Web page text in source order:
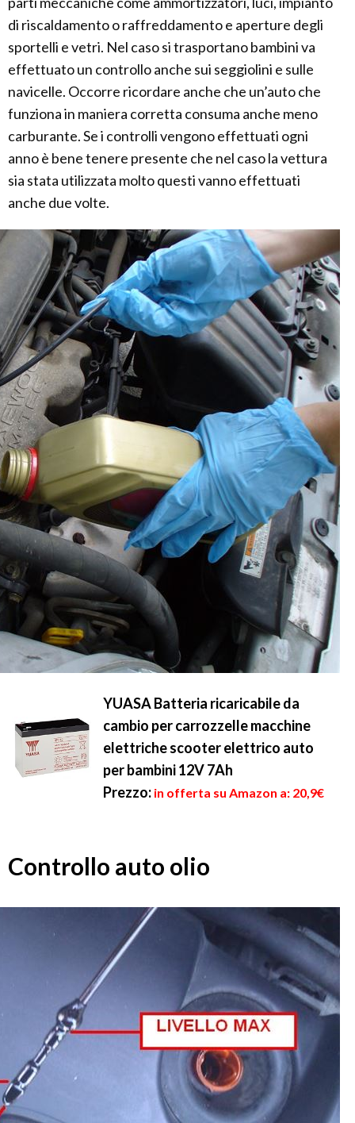
di riscaldamento o raffreddamento e aperture degli
sportelli e vetri. Nel caso si trasportano bambini va
effettuato un controllo anche sui seggiolini e sulle
navicelle. Occorre ricordare anche che un’auto che
funziona in maniera corretta consuma anche meno
carburante. Se i controlli vengono effettuati ogni
anno è bene tenere presente che nel caso la vettura
sia stata utilizzata molto questi vanno effettuati
anche due volte.
YUASA Batteria ricaricabile da
cambio per carrozzelle macchine
elettriche scooter elettrico auto
per bambini 12V 7Ah
Prezzo: in offerta su Amazon a: 20,9€
Controllo auto olio